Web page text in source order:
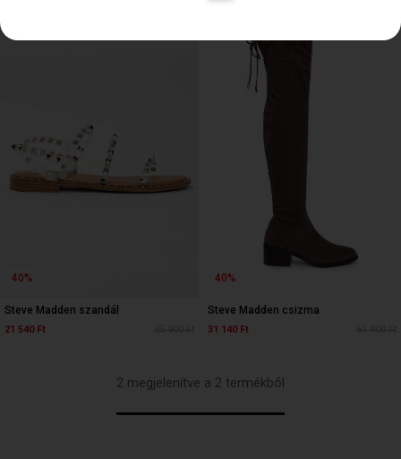
40%
Steve Madden szandál
21 540 Ft
40%
Steve Madden csizma
31 140 Ft
2 megjelenítve a 2 termékből